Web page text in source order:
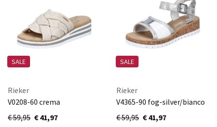
SALE
Rieker
V0208-60 crema
€ 59,95 € 41,97
SALE
Rieker
V4365-90 fog-silver/bianco
€ 59,95 € 41,97